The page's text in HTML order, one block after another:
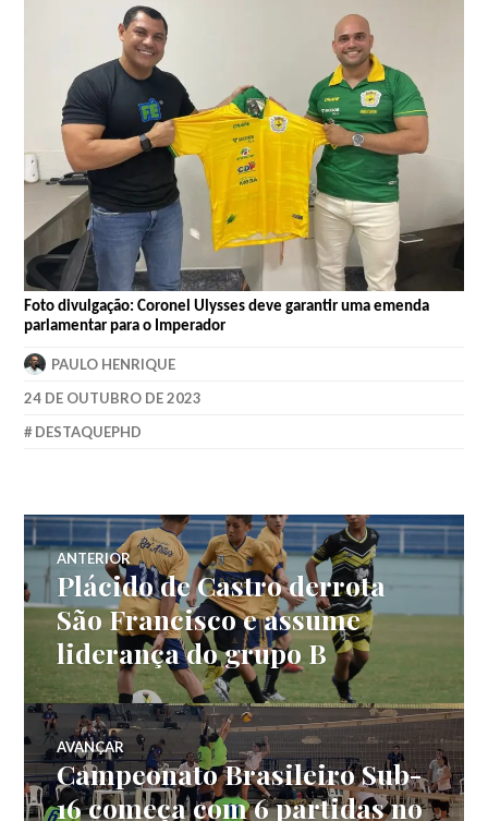
Foto divulgação: Coronel Ulysses deve garantir uma emenda
parlamentar para o Imperador
PAULO HENRIQUE
24 DE OUTUBRO DE 2023
DESTAQUEPHD
ANTERIOR
Plácido de Castro derrota
São Francisco e assume
liderança do grupo B
AVANÇAR
Campeonato Brasileiro Sub-
16 começa com 6 partidas no